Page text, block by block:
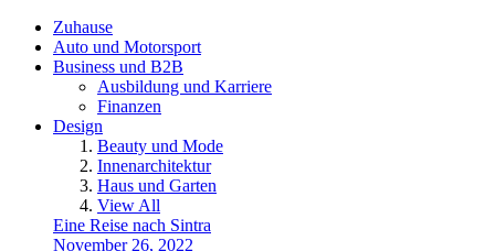
Zuhause
Auto und Motorsport
Business und B2B
Ausbildung und Karriere
Finanzen
Design
Beauty und Mode
Innenarchitektur
Haus und Garten
View All
Eine Reise nach Sintra
November 26, 2022